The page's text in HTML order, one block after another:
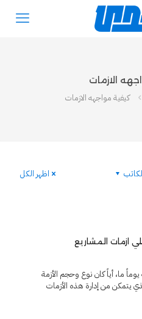
الازمات
كيفية مواجهه الازمات
اظهر الكل
ازمات المشاريع
ما، أياً كان نوع وحجم الأزمة
يتمكن من إدارة هذه الأزمات